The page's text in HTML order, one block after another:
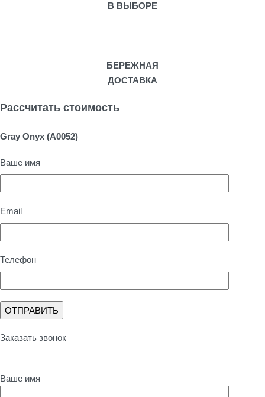
В ВЫБОРЕ
БЕРЕЖНАЯ
ДОСТАВКА
Рассчитать стоимость
Gray Onyx (A0052)
Ваше имя
Email
Телефон
Заказать звонок
Ваше имя